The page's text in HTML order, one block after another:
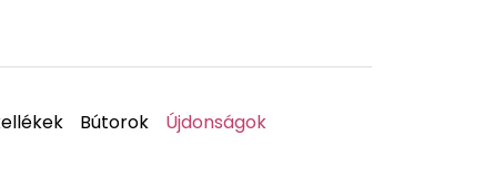
Bútorok Újdonságok